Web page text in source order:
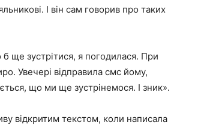
І він сам говорив про таких
ще зустрітися, я погодилася. При
Увечері відправила смс йому,
що ми ще зустрінемося. І зник».
відкритим текстом, коли написала